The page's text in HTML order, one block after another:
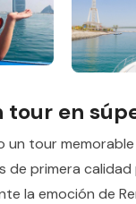
tour en
un tour
de primera
la emoción de